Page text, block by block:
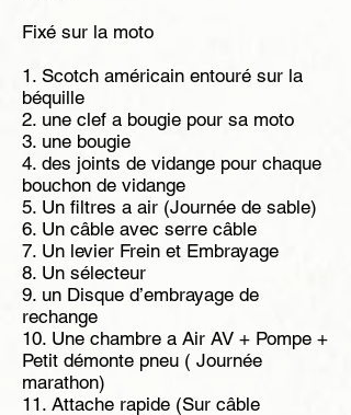
Fixé sur la moto
1. Scotch américain entouré sur la
béquille
2. une clef a bougie pour sa moto
3. une bougie
4. des joints de vidange pour chaque
bouchon de vidange
5. Un filtres a air (Journée de sable)
6. Un câble avec serre câble
7. Un levier Frein et Embrayage
8. Un sélecteur
9. un Disque d’embrayage de
rechange
10. Une chambre a Air AV + Pompe +
Petit démonte pneu ( Journée
marathon)
11. Attache rapide (Sur câble